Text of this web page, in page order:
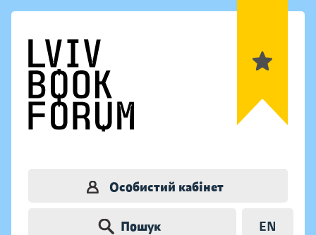
Особистий кабінет
Пошук EN